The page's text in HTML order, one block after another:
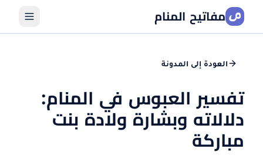
مفاتيح المنام
العودة إلى المدونة
تفسير العبوس في المنام:
دلالاته وبشارة ولادة بنت
مباركة